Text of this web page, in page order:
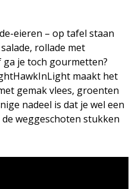
eieren – op tafel staan
rollade met
je toch gourmetten?
maakt het
gemak vlees, groenten
nadeel is dat je wel een
weggeschoten stukken